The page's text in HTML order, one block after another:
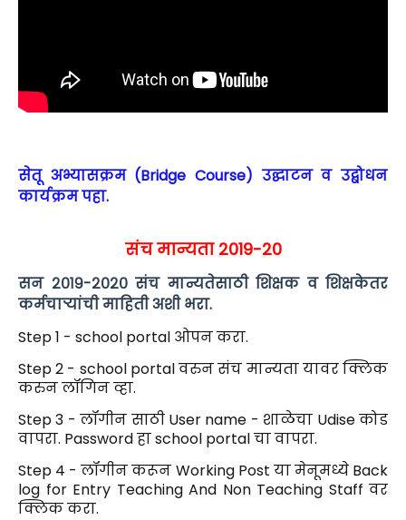
सेतू अभ्यासक्रम (Bridge Course) उद्घाटन व उद्बोधन
कार्यक्रम पहा.
संच मान्यता 2019-20
सन २०१९-२०२० संच मान्यतेसाठी शिक्षक व शिक्षकेतर
कर्मचाऱ्यांची माहिती अशी भरा.
Step 1 - school portal ओपन करा.
Step 2 - school portal वरुन संच मान्यता यावर क्लिक
करुन लॉगिन व्हा.
Step 3 - लॉगीन साठी User name - शाळेचा Udise कोड
वापरा. Password हा school portal चा वापरा.
Step 4 - लॉगीन करून Working Post या मेनूमध्ये Back
log for Entry Teaching And Non Teaching Staff वर
क्लिक करा.